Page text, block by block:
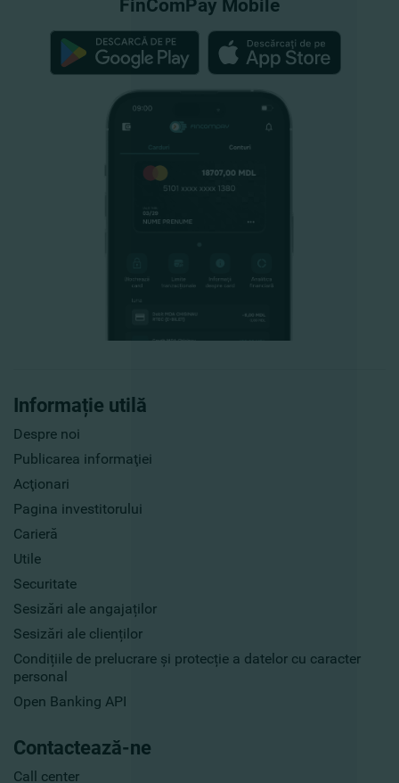
Informație utilă
Despre noi
Publicarea informaţiei
Acţionari
Pagina investitorului
Carieră
Utile
Securitate
Sesizări ale angajaților
Sesizări ale clienților
Condițiile de prelucrare și protecție a datelor cu caracter
personal
Open Banking API
Contactează-ne
Call center
FinComPay Mobile